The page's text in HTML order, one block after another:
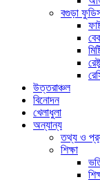
বগুড়া
উত্তরাঞ্চল
বিনোদন
খেলাধুলা
অন্যান্য
তথ্য ও
শিক্ষা